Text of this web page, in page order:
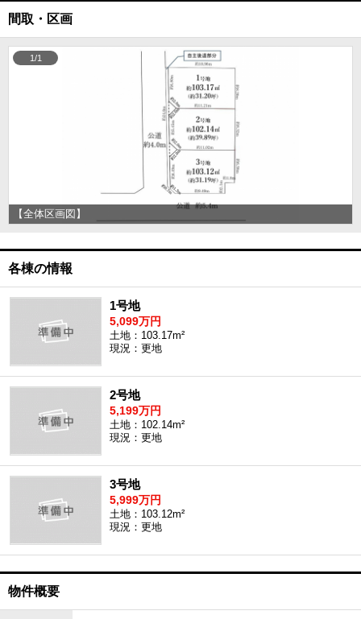
間取・区画
【全体区画図】
1/1
各棟の情報
1号地
5,099万円
土地：103.17m²
現況：更地
2号地
5,199万円
土地：102.14m²
現況：更地
3号地
5,999万円
土地：103.12m²
現況：更地
物件概要